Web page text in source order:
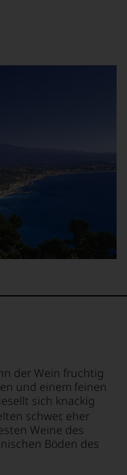
der Wein fruchtig
und einem feinen
sich knackig
schwer, eher
Weine des
Böden des